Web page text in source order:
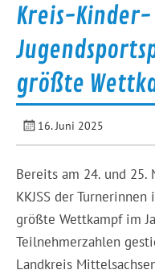
Kreis-
größte
16. Juni 2025
Bereits am 24. und
KKJSS der
größte Wettkampf im
Teilnehmerzahlen
Landkreis